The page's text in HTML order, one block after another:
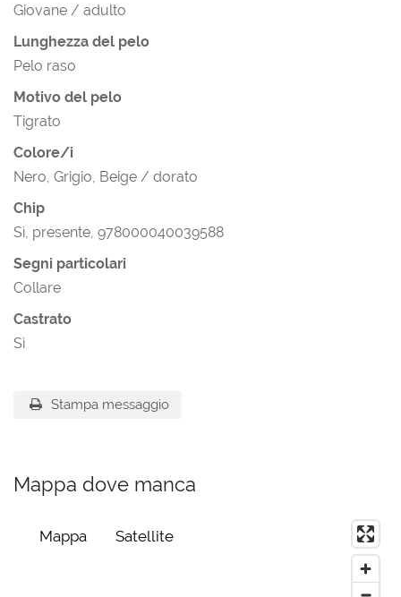
Giovane / adulto
Lunghezza del pelo
Pelo raso
Motivo del pelo
Tigrato
Colore/i
Nero, Grigio, Beige / dorato
Chip
Sì, presente, 978000040039588
Segni particolari
Collare
Castrato
Sì
Stampa messaggio
Mappa dove manca
Mappa Satellite